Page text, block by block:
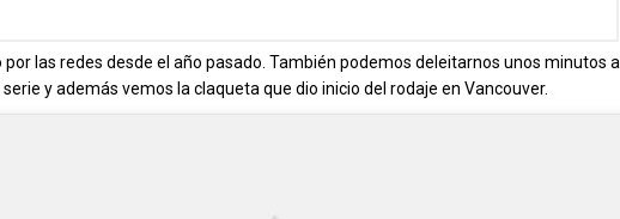
las redes desde el año pasado. También podemos deleitarnos unos minutos a
y además vemos la claqueta que dio inicio del rodaje en Vancouver.